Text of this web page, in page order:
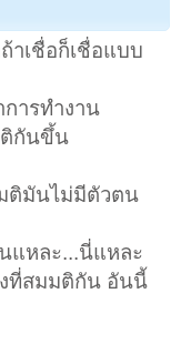
าเชื่อก็เชื่อแบบ
การทำงาน
ติกันขึ้น
ติมันไม่มีตัวตน
แหละ...นี่แหละ
ที่สมมติกัน อันนี้